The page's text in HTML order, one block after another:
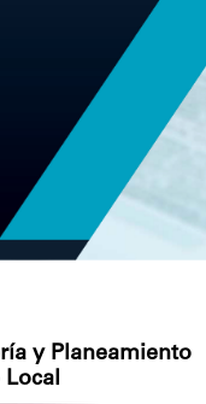
y Planeamiento
Local